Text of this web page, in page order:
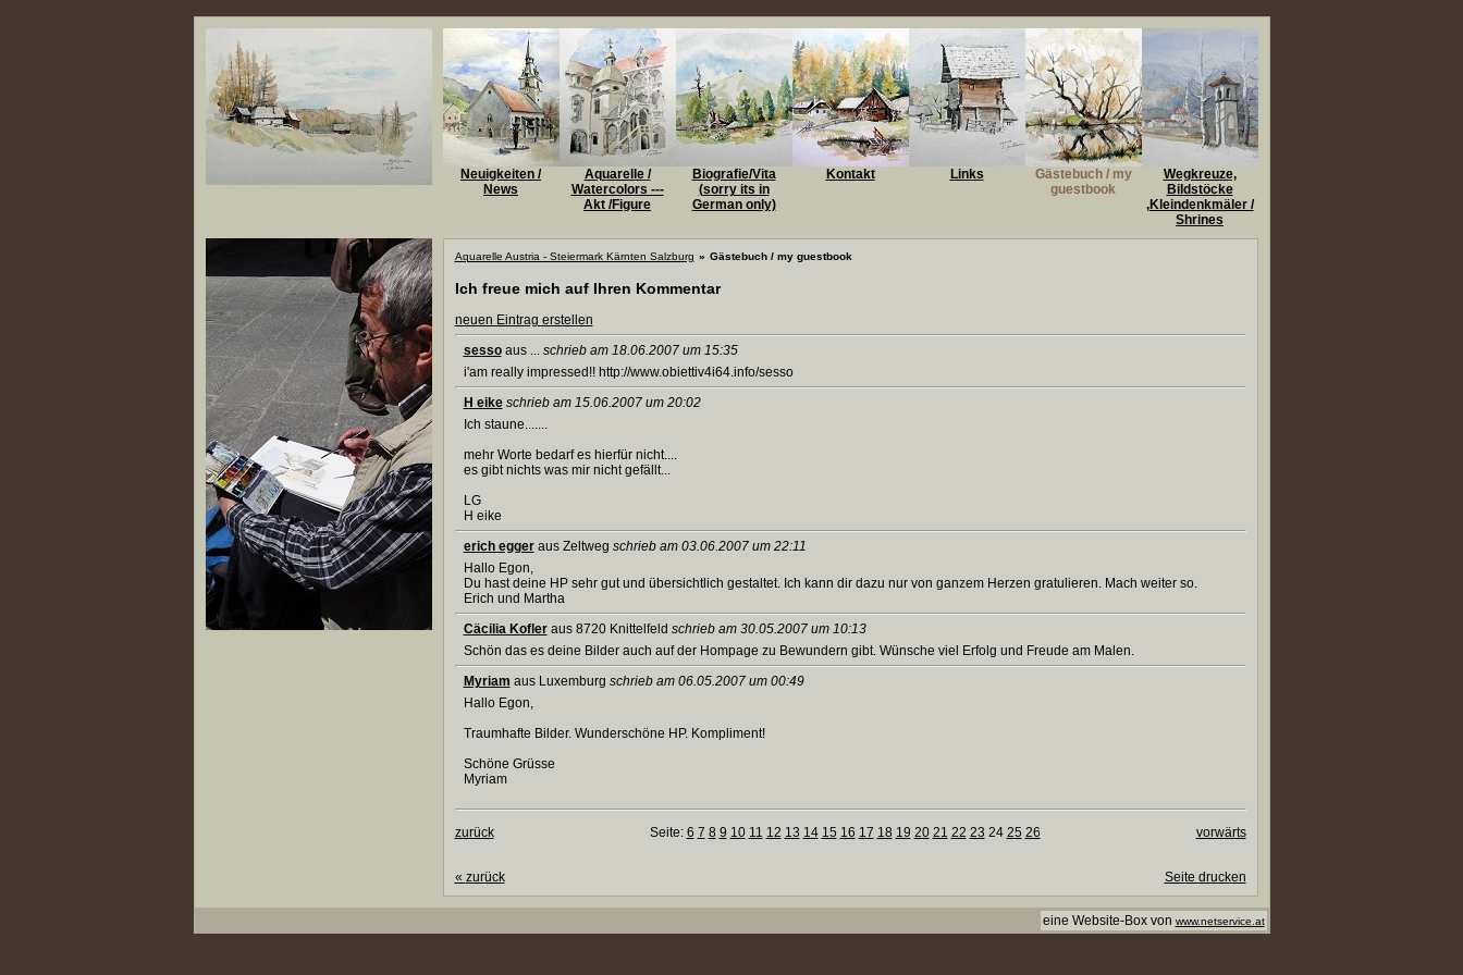
Neuigkeiten /
News
Aquarelle /
Watercolors ---
Akt /Figure
Biografie/Vita
(sorry its in
German only)
Kontakt Links
Gästebuch / my
guestbook
Wegkreuze,
Bildstöcke
,Kleindenkmäler /
Shrines
Aquarelle Austria - Steiermark Kärnten Salzburg » Gästebuch / my guestbook
Ich freue mich auf Ihren Kommentar
neuen Eintrag erstellen
sessoaus ... schrieb am 18.06.2007 um 15:35
i'am really impressed!! http://www.obiettiv4i64.info/sesso
H eike schrieb am 15.06.2007 um 20:02
Ich staune.......
mehr Worte bedarf es hierfür nicht....
es gibt nichts was mir nicht gefällt...
LG
H eike
erich eggeraus Zeltweg schrieb am 03.06.2007 um 22:11
Hallo Egon,
Du hast deine HP sehr gut und übersichtlich gestaltet. Ich kann dir dazu nur von ganzem Herzen gratulieren. Mach weiter so.
Erich und Martha
Cäcilia Kofleraus 8720 Knittelfeld schrieb am 30.05.2007 um 10:13
Schön das es deine Bilder auch auf der Hompage zu Bewundern gibt. Wünsche viel Erfolg und Freude am Malen.
Myriam aus Luxemburg schrieb am 06.05.2007 um 00:49
Hallo Egon,
Traumhafte Bilder. Wunderschöne HP. Kompliment!
Schöne Grüsse
Myriam
zurück vorwärts
Seite: 6 7 8 9 10 11 12 13 14 15 16 17 18 19 20 21 22 23 24 25 26
« zurück Seite drucken
eine Website-Box von www.netservice.at